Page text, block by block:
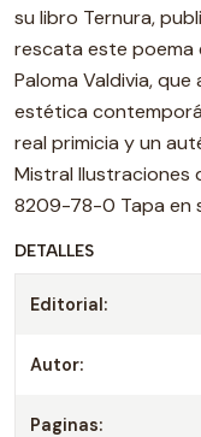
su libro Ternura,
rescata este poema
Paloma Valdivia,
estética
real primicia y un
Mistral Ilustraciones
8209-78-0 Tapa en
DETALLES
Editorial:
Autor:
Paginas: